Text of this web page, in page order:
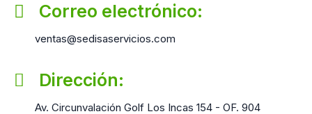
Correo electrónico:
ventas@sedisaservicios.com
Dirección:
Av. Circunvalación Golf Los Incas 154 - OF. 904